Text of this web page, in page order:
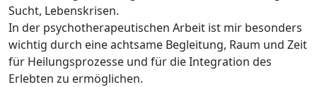
Sucht, Lebenskrisen.
In der psychotherapeutischen Arbeit ist mir besonders
wichtig durch eine achtsame Begleitung, Raum und Zeit
für Heilungsprozesse und für die Integration des
Erlebten zu ermöglichen.